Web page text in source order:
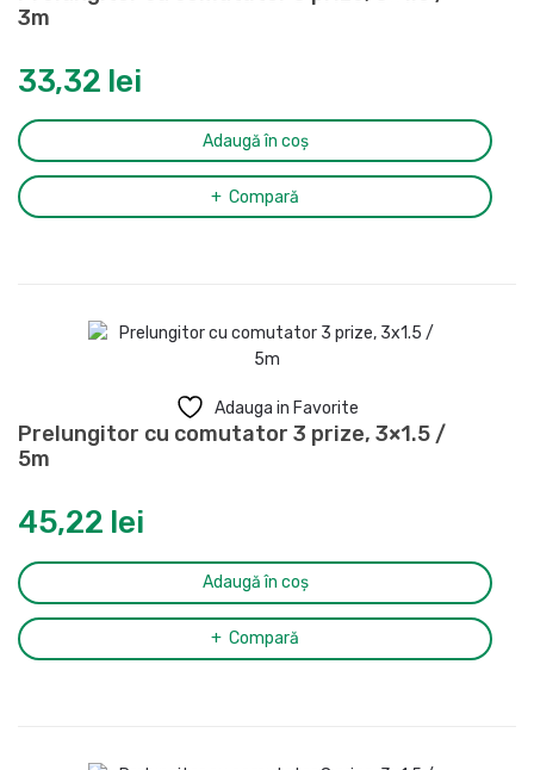
3m
33,32 lei
Adaugă în coș
Compară
Adauga in Favorite
Prelungitor cu comutator 3 prize, 3×1.5 /
5m
45,22 lei
Adaugă în coș
Compară